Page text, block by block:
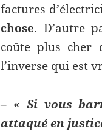
factures
chose. D’autre
coûte plus cher
l’inverse qui est
– « Si vous
attaqué en